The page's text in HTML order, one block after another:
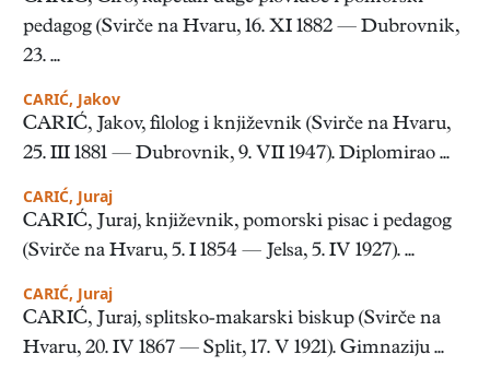
pedagog (Svirče na Hvaru, 16. XI 1882 — Dubrovnik,
23. ...
CARIĆ, Jakov
CARIĆ, Jakov, filolog i književnik (Svirče na Hvaru,
25. III 1881 — Dubrovnik, 9. VII 1947). Diplomirao ...
CARIĆ, Juraj
CARIĆ, Juraj, književnik, pomorski pisac i pedagog
(Svirče na Hvaru, 5. I 1854 — Jelsa, 5. IV 1927). ...
CARIĆ, Juraj
CARIĆ, Juraj, splitsko-makarski biskup (Svirče na
Hvaru, 20. IV 1867 — Split, 17. V 1921). Gimnaziju ...